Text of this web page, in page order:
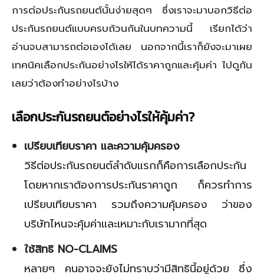
การต่อประกันรถยนต์นั้นง่ายสุดๆ ซึ่งเราจะมาบอกวิธีต่อ
ประกันรถยนต์แบบครบถ้วนกันในบทความนี้ เรียกได้ว่า
อ่านจบสามารถต่อเองได้เลย นอกจากนี้เราก็ยังจะมาเผย
เทคนิคเลือกประกันอย่างไรให้ได้ราคาถูกและคุ้มค่า ไปดูกัน
เลยว่าต้องทำอย่างไรบ้าง
เลือกประกันรถยนต์อย่างไรให้คุ้มค่า?
เปรียบเทียบราคา และความคุ้มครอง
วิธีต่อประกันรถยนต์ลำดับแรกก็คือการเลือกประกัน
โดยหากเราต้องการประกันราคาถูก ก็ควรทำการ
เปรียบเทียบราคา รวมถึงความคุ้มครอง ว่าของ
บริษัทไหนจะคุ้มค่าและเหมาะกับเรามากที่สุด
ใช้สิทธิ NO-CLAIMS
หลายๆ คนอาจจะยังไม่ทราบว่ามีสิทธินี้อยู่ด้วย ซึ่ง